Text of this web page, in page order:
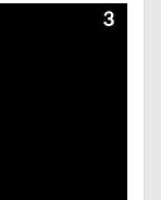
3